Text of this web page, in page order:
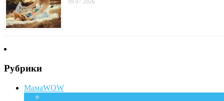
09.07.2026
Рубрики
МамаWOW